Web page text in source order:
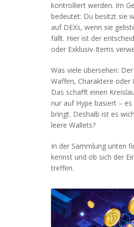
kontrolliert werden. Im
bedeutet: Du besitzt sie
auf DEXs, wenn sie
fällt. Hier ist der
oder Exklusiv-Items
Was viele übersehen:
Waffen, Charaktere oder
Das schafft einen
nur auf Hype basiert –
bringt. Deshalb ist es
leere Wallets?
In der Sammlung unten
kennst und ob sich der
treffen.